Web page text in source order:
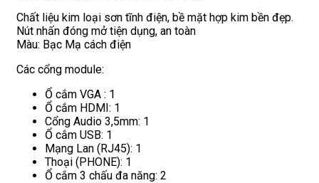
Chất liệu kim loại sơn tĩnh điện, bề mặt hợp kim bền đẹp.
Nút nhấn đóng mở tiện dụng, an toàn
Màu: Bạc Mạ cách điện
Các cổng module:
Ổ cắm VGA : 1
Ổ cắm HDMI: 1
Cổng Audio 3,5mm: 1
Ổ cắm USB: 1
Mạng Lan (RJ45): 1
Thoại (PHONE): 1
Ổ cắm 3 chấu đa năng: 2